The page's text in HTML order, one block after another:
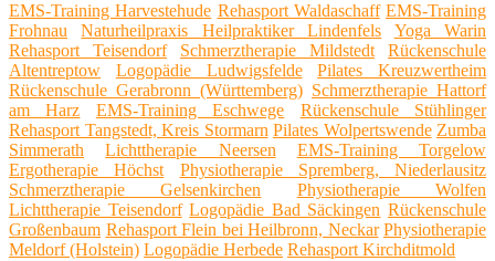
EMS-Training Harvestehude Rehasport Waldaschaff EMS-Training
Frohnau
Naturheilpraxis Heilpraktiker Lindenfels
Yoga Warin
Rehasport Teisendorf
Schmerztherapie Mildstedt
Rückenschule
Altentreptow
Logopädie Ludwigsfelde
Pilates Kreuzwertheim
Rückenschule Gerabronn (Württemberg) Schmerztherapie Hattorf
am Harz
EMS-Training Eschwege
Rückenschule Stühlinger
Rehasport Tangstedt, Kreis Stormarn Pilates Wolpertswende Zumba
Simmerath
Lichttherapie Neersen
EMS-Training Torgelow
Ergotherapie Höchst
Physiotherapie Spremberg, Niederlausitz
Schmerztherapie Gelsenkirchen
Physiotherapie Wolfen
Lichttherapie Teisendorf Logopädie Bad Säckingen Rückenschule
Großenbaum Rehasport Flein bei Heilbronn, Neckar Physiotherapie
Meldorf (Holstein) Logopädie Herbede Rehasport Kirchditmold